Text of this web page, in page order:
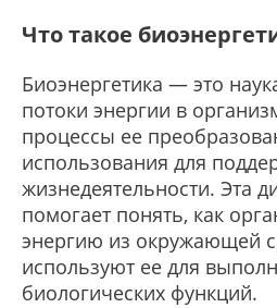
Что такое
Биоэнергетика — это
потоки энергии в
процессы ее
использования для
жизнедеятельности. Эта
помогает понять, как
энергию из окружающей
используют ее для
биологических функций.